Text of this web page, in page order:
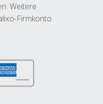
Weitere
Firmkonto